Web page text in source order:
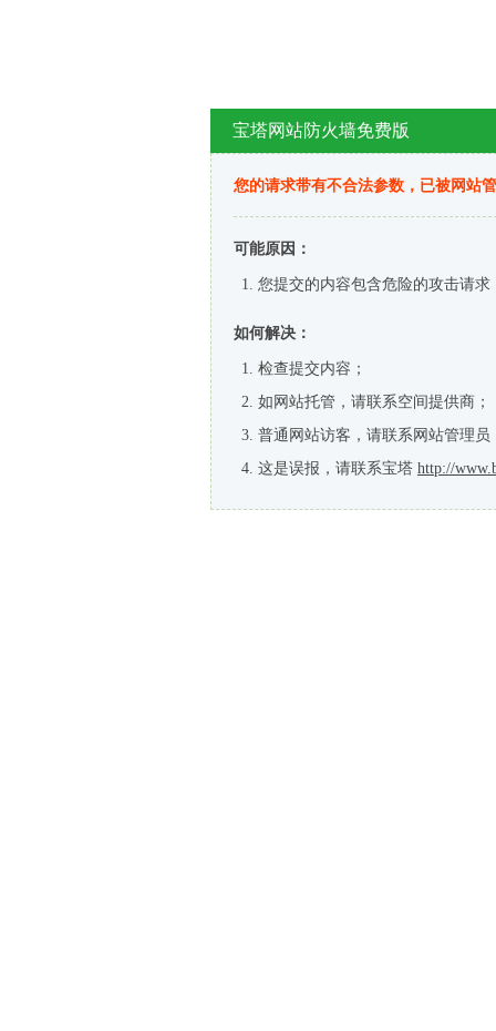
宝塔网站防火墙免费版
您的请求带有不合法参数，已被网站
可能原因：
您提交的内容包含危险的攻击请求
如何解决：
检查提交内容；
如网站托管，请联系空间提供商；
普通网站访客，请联系网站管理员
这是误报，请联系宝塔 http://